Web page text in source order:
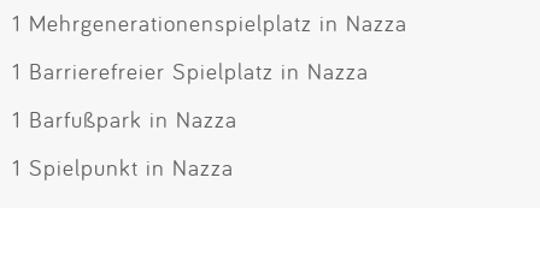
1 Mehrgenerationenspielplatz in Nazza
1 Barrierefreier Spielplatz in Nazza
1 Barfußpark in Nazza
1 Spielpunkt in Nazza